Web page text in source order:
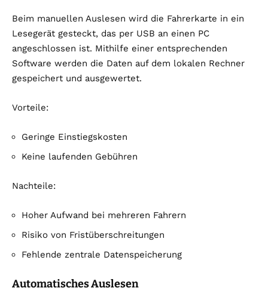
Beim manuellen Auslesen wird die Fahrerkarte in ein
Lesegerät gesteckt, das per USB an einen PC
angeschlossen ist. Mithilfe einer entsprechenden
Software werden die Daten auf dem lokalen Rechner
gespeichert und ausgewertet.
Vorteile:
Geringe Einstiegskosten
Keine laufenden Gebühren
Nachteile:
Hoher Aufwand bei mehreren Fahrern
Risiko von Fristüberschreitungen
Fehlende zentrale Datenspeicherung
Automatisches Auslesen